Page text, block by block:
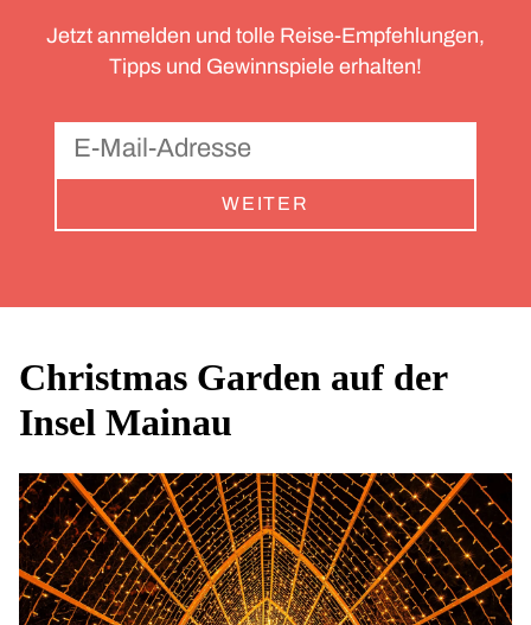
Jetzt anmelden und tolle Reise-Empfehlungen,
Tipps und Gewinnspiele erhalten!
WEITER
Christmas Garden auf der
Insel Mainau